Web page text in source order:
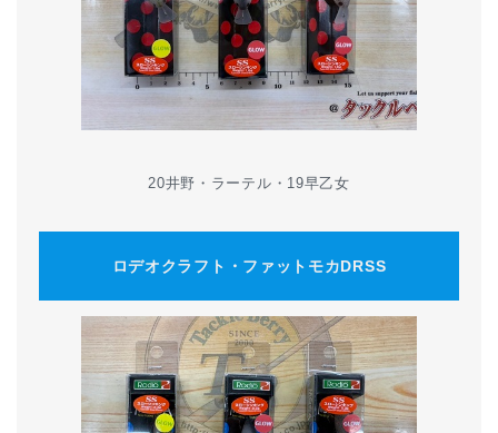
20井野・ラーテル・19早乙女
ロデオクラフト・ファットモカDRSS